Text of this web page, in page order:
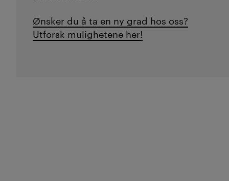
Ønsker du å ta en ny grad hos oss?
Utforsk mulighetene her!